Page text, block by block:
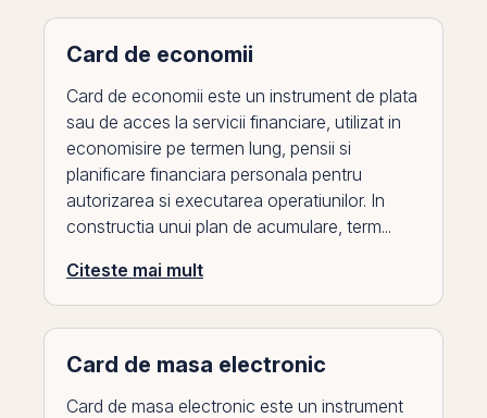
Card de economii
Card de economii este un instrument de plata
sau de acces la servicii financiare, utilizat in
economisire pe termen lung, pensii si
planificare financiara personala pentru
autorizarea si executarea operatiunilor. In
constructia unui plan de acumulare, term...
Citeste mai mult
Card de masa electronic
Card de masa electronic este un instrument